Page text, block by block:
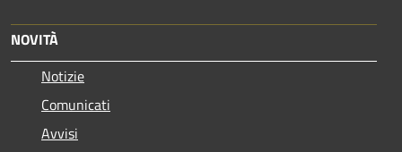
NOVITÀ
Notizie
Comunicati
Avvisi